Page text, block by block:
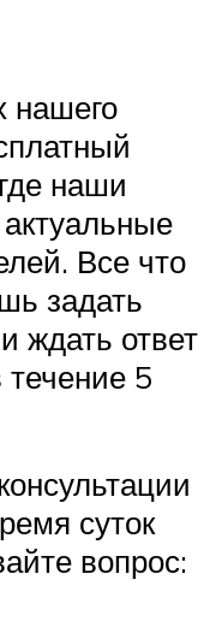
наши
Все что
задать
ждать ответ
5
суток
вопрос: